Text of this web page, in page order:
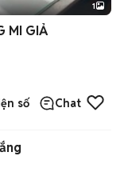
1
MI GIẢ
số Chat